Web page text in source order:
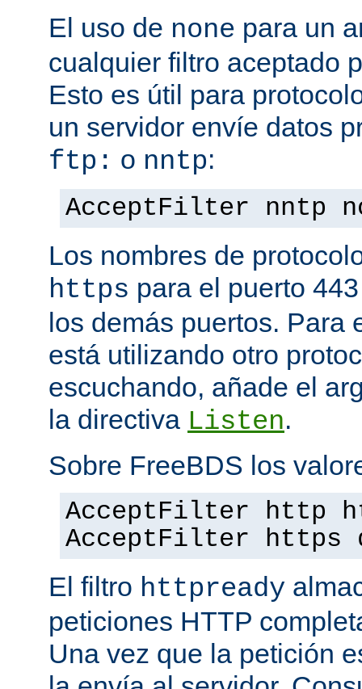
El uso de none para un
cualquier filtro aceptado
Esto es útil para
un servidor envíe datos
ftp: o nntp:
AcceptFilter nntp
Los nombres de
https para el puerto
los demás puertos. Para
está utilizando otro
escuchando, añade el
la directiva Listen.
Sobre FreeBDS los
AcceptFilter http
AcceptFilter https
El filtro httpready
peticiones HTTP
Una vez que la petición